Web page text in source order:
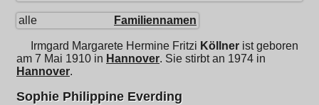
alle Familiennamen
Irmgard Margarete Hermine Fritzi Köllner ist geboren
am 7 Mai 1910 in Hannover. Sie stirbt an 1974 in
Hannover.
Sophie Philippine Everding